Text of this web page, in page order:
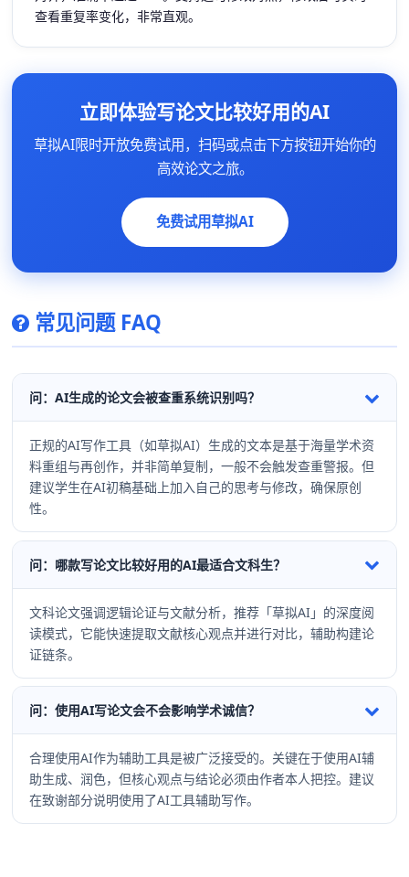
查看重复率变化，非常直观。
立即体验写论文比较好用的AI
草拟AI限时开放免费试用，扫码或点击下方按钮开始你的
高效论文之旅。
免费试用草拟AI
常见问题 FAQ
问：AI生成的论文会被查重系统识别吗？
正规的AI写作工具（如草拟AI）生成的文本是基于海量学术资
料重组与再创作，并非简单复制，一般不会触发查重警报。但
建议学生在AI初稿基础上加入自己的思考与修改，确保原创
性。
问：哪款写论文比较好用的AI最适合文科生？
文科论文强调逻辑论证与文献分析，推荐「草拟AI」的深度阅
读模式，它能快速提取文献核心观点并进行对比，辅助构建论
证链条。
问：使用AI写论文会不会影响学术诚信？
合理使用AI作为辅助工具是被广泛接受的。关键在于使用AI辅
助生成、润色，但核心观点与结论必须由作者本人把控。建议
在致谢部分说明使用了AI工具辅助写作。